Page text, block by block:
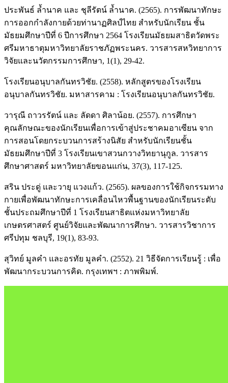
ประพันธ์ ล้ำนาค และ ชุลีรัตน์ ล้ำนาค. (2565). การพัฒนาทักษะ
การออกกำลังกายด้วยท่านาฏศิลป์ไทย สำหรับนักเรียน ชั้น
มัธยมศึกษาปีที่ 6 ปีการศึกษา 2564 โรงเรียนมัธยมสาธิตวัดพระ
ศรีมหาธาตุมหาวิทยาลัยราชภัฏพระนคร. วารสารสหวิทยาการ
วิจัยและนวัตกรรมการศึกษา, 1(1), 29-42.
โรงเรียนอนุบาลกันทรวิชัย. (2558). หลักสูตรของโรงเรียน
อนุบาลกันทรวิชัย. มหาสารคาม : โรงเรียนอนุบาลกันทรวิชัย.
วารุณี ถาวรรัตน์ และ ลัดดา ศิลาน้อย. (2557). การศึกษา
คุณลักษณะของนักเรียนเพื่อการเข้าสู่ประชาคมอาเซียน จาก
การสอนโดยกระบวนการสร้างนิสัย สำหรับนักเรียนชั้น
มัธยมศึกษาปีที่ 3 โรงเรียนเขาสวนกวางวิทยานุกูล. วารสาร
ศึกษาศาสตร์ มหาวิทยาลัยขอนแก่น, 37(3), 117-125.
สริน ประดู่ และวายุ แวงแก้ว. (2565). ผลของการใช้กิจกรรมทาง
กายเพื่อพัฒนาทักษะการเคลื่อนไหวพื้นฐานของนักเรียนระดับ
ชั้นประถมศึกษาปีที่ 1 โรงเรียนสาธิตแห่งมหาวิทยาลัย
เกษตรศาสตร์ ศูนย์วิจัยและพัฒนาการศึกษา. วารสารวิชาการ
ศรีปทุม ชลบุรี, 19(1), 83-93.
สุวิทย์ มูลคำ และอรทัย มูลคำ. (2552). 21 วิธีจัดการเรียนรู้ : เพื่อ
พัฒนากระบวนการคิด. กรุงเทพฯ : ภาพพิมพ์.